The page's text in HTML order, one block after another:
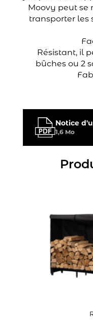
Moovy peut se
transporter les
Résistant, il
bûches ou 2
Notice
1,6 Mo